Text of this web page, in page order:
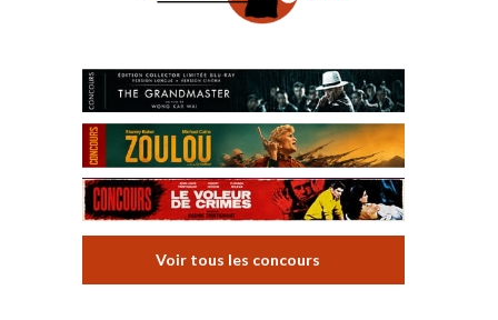
Voir tous les concours